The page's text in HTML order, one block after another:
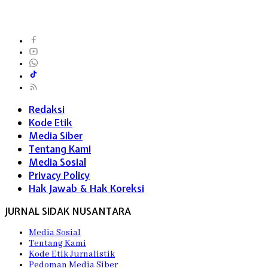
Redaksi
Kode Etik
Media Siber
Tentang Kami
Media Sosial
Privacy Policy
Hak Jawab & Hak Koreksi
JURNAL SIDAK NUSANTARA
Media Sosial
Tentang Kami
Kode Etik Jurnalistik
Pedoman Media Siber